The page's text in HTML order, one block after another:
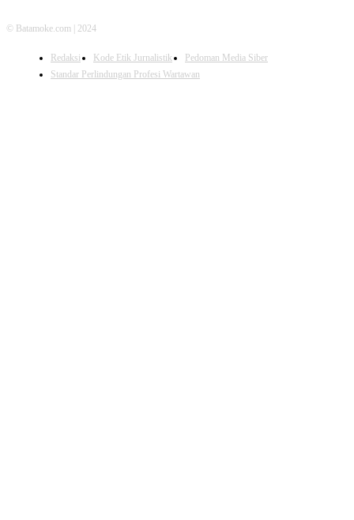
© Batamoke.com | 2024
Redaksi Kode Etik Jurnalistik
Pedoman Media Siber
Standar Perlindungan Profesi Wartawan